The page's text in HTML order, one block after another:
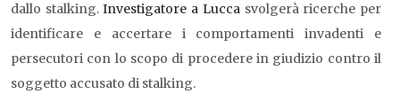
dallo stalking.Investigatore a Luccasvolgerà ricerche per
identificare e accertare i comportamenti invadenti e
persecutori con lo scopo di procedere in giudizio contro il
soggetto accusato di stalking.